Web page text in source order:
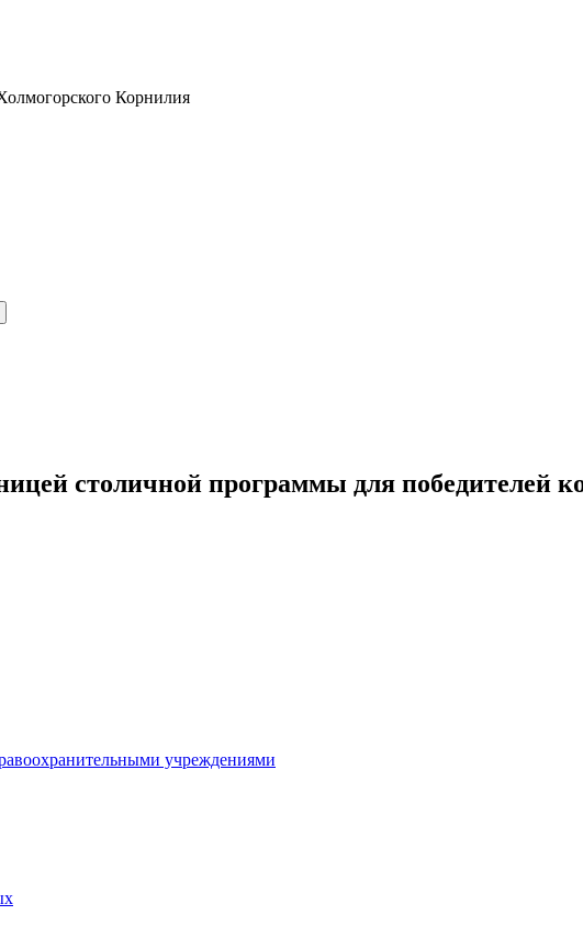
Корнилия
столичной программы для победителей
учреждениями